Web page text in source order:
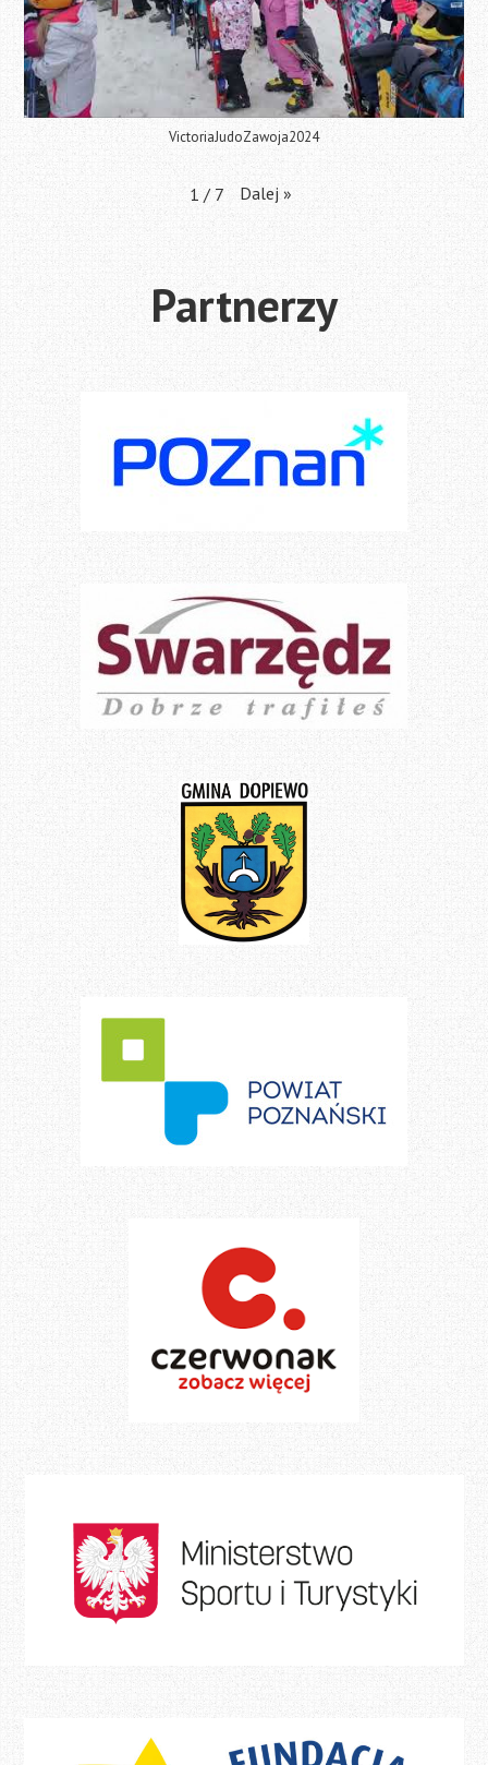
VictoriaJudoZawoja2024
1 / 7 Dalej »
Partnerzy